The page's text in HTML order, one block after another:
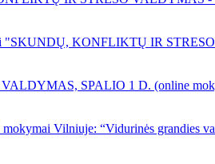
"SKUNDŲ, KONFLIKTŲ IR
SPALIO 1 D. (online
Vilniuje: “Vidurinės grandies